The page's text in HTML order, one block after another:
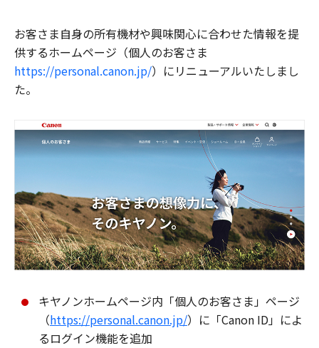
お客さま自身の所有機材や興味関心に合わせた情報を提
供するホームページ（個人のお客さま
https://personal.canon.jp/）にリニューアルいたしまし
た。
キヤノンホームページ内「個人のお客さま」ページ
（https://personal.canon.jp/）に「Canon ID」によ
るログイン機能を追加